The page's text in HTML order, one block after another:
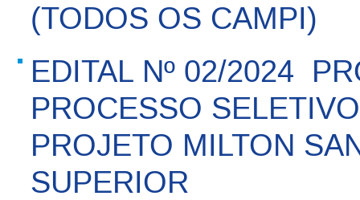
(TODOS OS CAMPI)
EDITAL Nº 02/2024 
PROCESSO
PROJETO MILTON
SUPERIOR